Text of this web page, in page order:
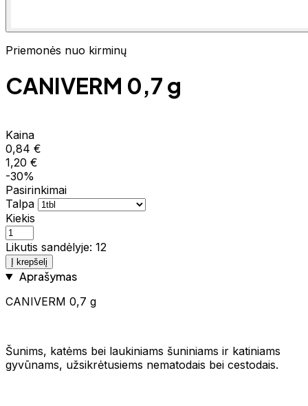
Priemonės nuo kirminų
CANIVERM 0,7 g
Kaina
0,84 €
1,20 €
-30%
Pasirinkimai
Talpa
Kiekis
Likutis sandėlyje: 12
Į krepšelį
Aprašymas
CANIVERM 0,7 g
Šunims, katėms bei laukiniams šuniniams ir katiniams
gyvūnams, užsikrėtusiems nematodais bei cestodais.